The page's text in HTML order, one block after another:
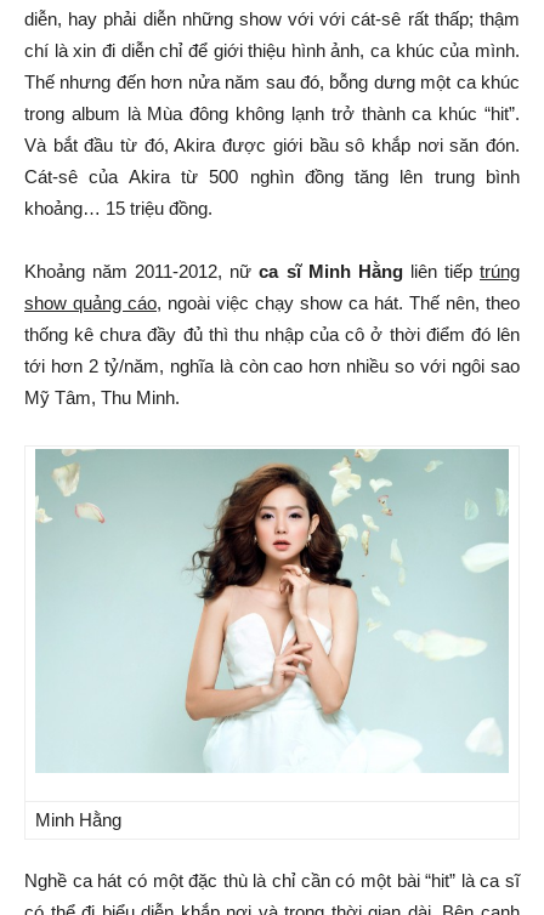
diễn, hay phải diễn những show với với cát-sê rất thấp; thậm
chí là xin đi diễn chỉ để giới thiệu hình ảnh, ca khúc của mình.
Thế nhưng đến hơn nửa năm sau đó, bỗng dưng một ca khúc
trong album là Mùa đông không lạnh trở thành ca khúc “hit”.
Và bắt đầu từ đó, Akira được giới bầu sô khắp nơi săn đón.
Cát-sê của Akira từ 500 nghìn đồng tăng lên trung bình
khoảng… 15 triệu đồng.
Khoảng năm 2011-2012, nữca sĩ Minh Hằngliên tiếptrúng
show quảng cáo, ngoài việc chạy show ca hát. Thế nên, theo
thống kê chưa đầy đủ thì thu nhập của cô ở thời điểm đó lên
tới hơn 2 tỷ/năm, nghĩa là còn cao hơn nhiều so với ngôi sao
Mỹ Tâm, Thu Minh.
Minh Hằng
Nghề ca hát có một đặc thù là chỉ cần có một bài “hit” là ca sĩ